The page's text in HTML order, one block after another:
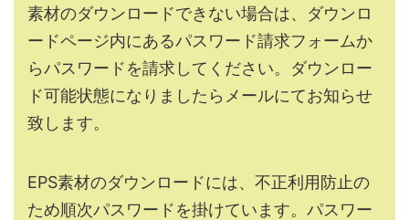
素材のダウンロードできない場合は、ダウンロ
ードページ内にあるパスワード請求フォームか
らパスワードを請求してください。ダウンロー
ド可能状態になりましたらメールにてお知らせ
致します。
EPS素材のダウンロードには、不正利用防止の
ため順次パスワードを掛けています。パスワー